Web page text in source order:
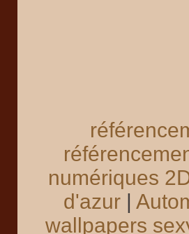
numériques
d'azur|
wallpapers